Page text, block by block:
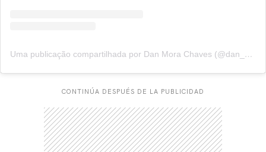
Uma publicação compartilhada por Dan Mora Chaves (@dan_mora_c)
CONTINÚA DESPUÉS DE LA PUBLICIDAD
CARREGANDO PUBLICIDADE